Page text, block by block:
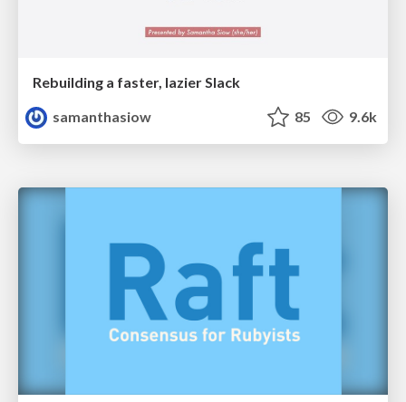
Rebuilding a faster, lazier Slack
samanthasiow
85 9.6k